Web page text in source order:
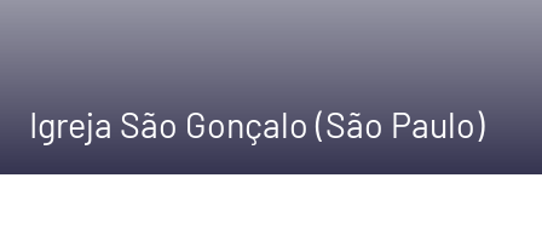
Igreja São Gonçalo (São Paulo)